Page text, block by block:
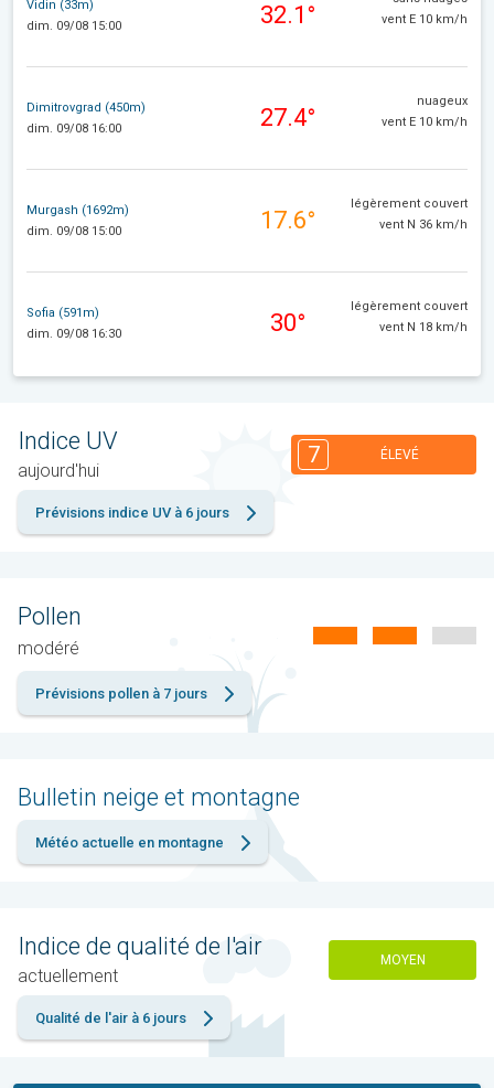
Vidin (33m)
dim. 09/08 15:00
32.1°
vent E 10 km/h
Dimitrovgrad (450m)
dim. 09/08 16:00
27.4°
nuageux
vent E 10 km/h
Murgash (1692m)
dim. 09/08 15:00
17.6°
légèrement couvert
vent N 36 km/h
Sofia (591m)
dim. 09/08 16:30
30°
légèrement couvert
vent N 18 km/h
Indice UV
aujourd'hui
7 ÉLEVÉ
Prévisions indice UV à 6 jours
Pollen
modéré
Prévisions pollen à 7 jours
Bulletin neige et montagne
Météo actuelle en montagne
Indice de qualité de l'air
actuellement
MOYEN
Qualité de l'air à 6 jours